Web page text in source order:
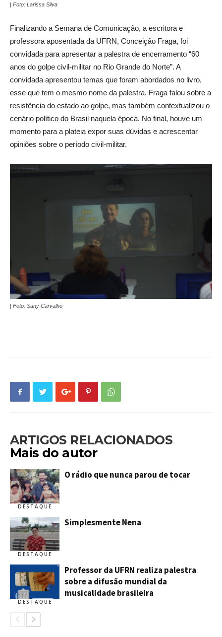
| Foto: Larissa Silva
Finalizando a Semana de Comunicação, a escritora e
professora aposentada da UFRN, Conceição Fraga, foi
convidada para apresentar a palestra de encerramento “60
anos do golpe civil-militar no Rio Grande do Norte”. A
convidada apresentou temas que foram abordados no livro,
esse que tem o mesmo nome da palestra. Fraga falou sobre a
resistência do estado ao golpe, mas também contextualizou o
cenário político do Brasil naquela época. No final, houve um
momento para a plateia expor suas dúvidas e acrescentar
opiniões sobre o período civil-militar.
| Foto: Sany Carvalho
ARTIGOS RELACIONADOS
Mais do autor
DESTAQUE
O rádio que nunca parou de tocar
DESTAQUE
Simplesmente Nena
DESTAQUE
Professor da UFRN realiza palestra
sobre a difusão mundial da
musicalidade brasileira